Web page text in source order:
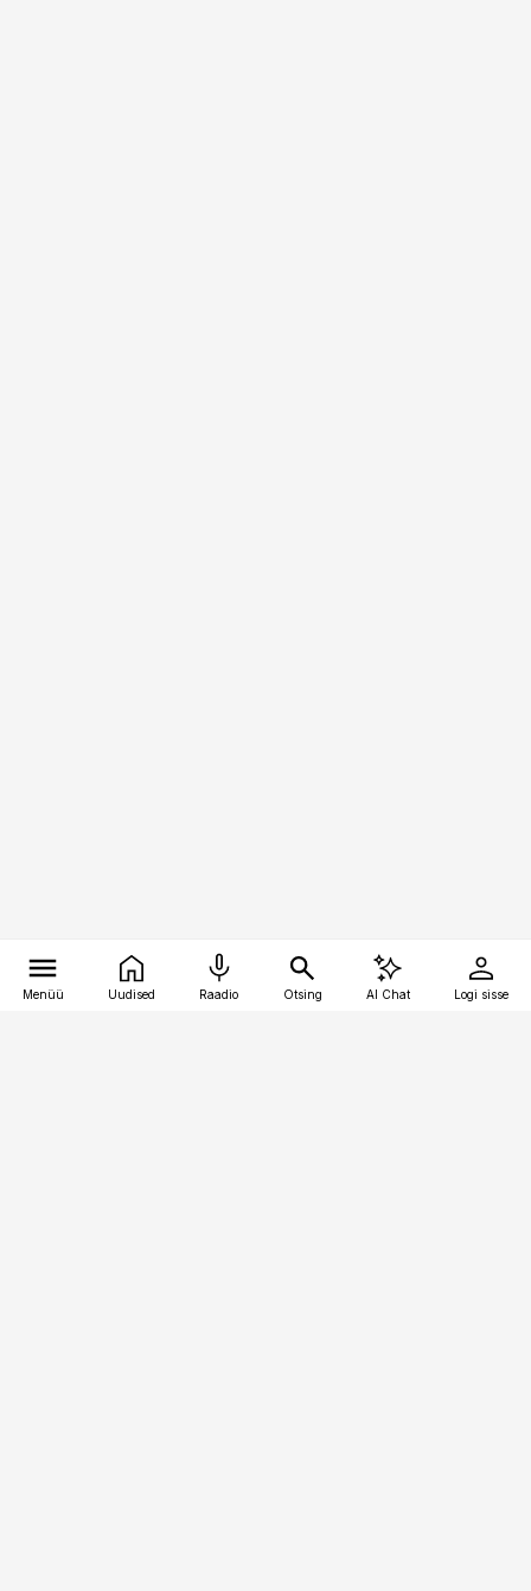
Menüü Uudised Raadio Otsing AI Chat Logi sisse